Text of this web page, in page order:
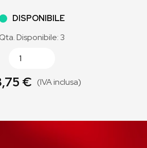
DISPONIBILE
Disponibile: 3
€ (IVA inclusa)